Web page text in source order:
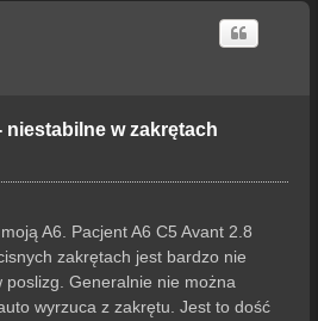
niestabilne w zakrętach
A6. Pacjent A6 C5 Avant 2.8
zakrętach jest bardzo nie
poslizg. Generalnie nie można
wyrzuca z zakrętu. Jest to dość